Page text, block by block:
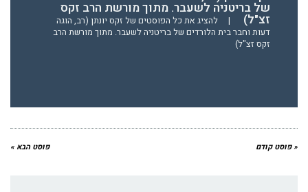
של בריטניה לשעבר. מתוך מורשת הרב זקס
זצ"ל) |
להציג את כל הפוסטים של זקס יונתן (רב, הוגה
דעות וחבר בית הלורדים של בריטניה לשעבר. מתוך מורשת הרב
זקס זצ"ל)
« פוסט קודם פוסט הבא »